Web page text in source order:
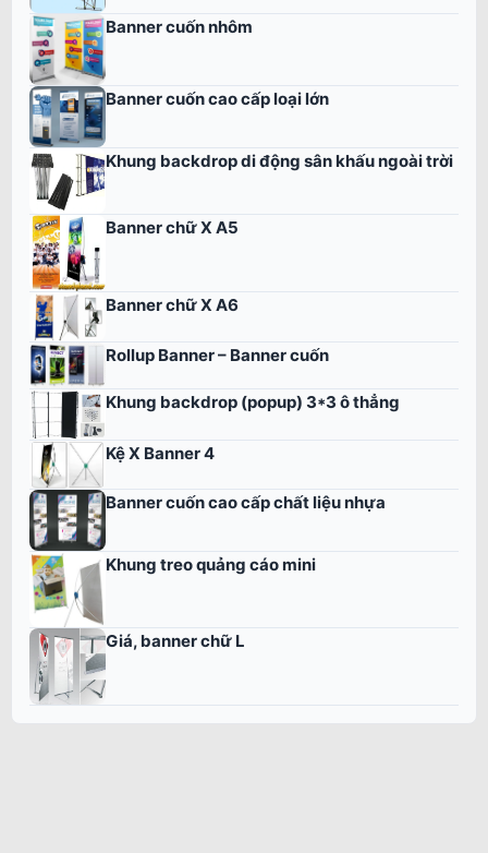
Banner cuốn nhôm
Banner cuốn cao cấp loại lớn
Khung backdrop di động sân khấu ngoài trời
Banner chữ X A5
Banner chữ X A6
Rollup Banner – Banner cuốn
Khung backdrop (popup) 3*3 ô thẳng
Kệ X Banner 4
Banner cuốn cao cấp chất liệu nhựa
Khung treo quảng cáo mini
Giá, banner chữ L